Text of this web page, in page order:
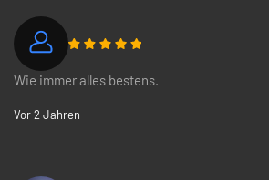
Wie immer alles bestens.
Vor 2 Jahren